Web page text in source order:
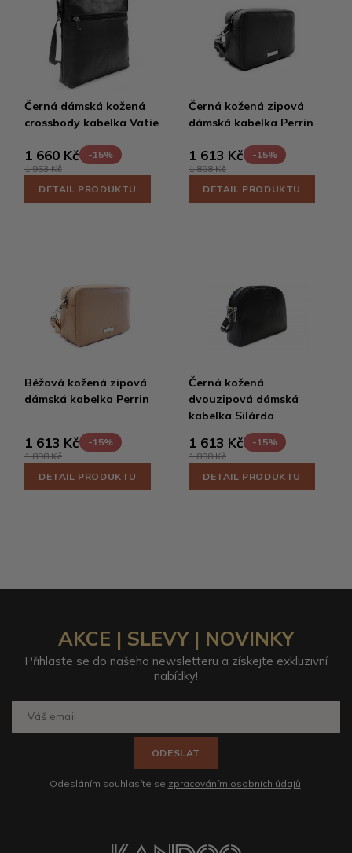
Černá dámská kožená
crossbody kabelka Vatie
1 660 Kč
-15%
1 953 Kč
DETAIL PRODUKTU
Černá kožená zipová
dámská kabelka Perrin
1 613 Kč
-15%
1 898 Kč
DETAIL PRODUKTU
Béžová kožená zipová
dámská kabelka Perrin
1 613 Kč
-15%
1 898 Kč
DETAIL PRODUKTU
Černá kožená
dvouzipová dámská
kabelka Silárda
1 613 Kč
-15%
1 898 Kč
DETAIL PRODUKTU
AKCE | SLEVY | NOVINKY
Přihlaste se do našeho newsletteru a získejte exkluzivní
nabídky!
ODESLAT
Odesláním souhlasíte se zpracováním osobních údajů